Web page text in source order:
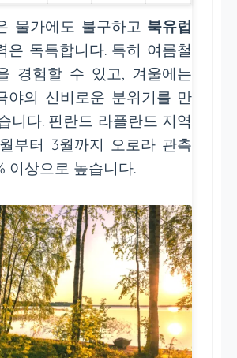
물가에도 불구하고 북유럽
은 독특합니다. 특히 여름철
경험할 수 있고, 겨울에는
야의 신비로운 분위기를 만
니다. 핀란드 라플란드 지역
부터 3월까지 오로라 관측
이상으로 높습니다.